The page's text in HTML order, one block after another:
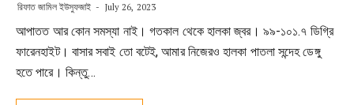
রিফাত জামিল ইউসুফজাই July 26, 2023
আপাতত আর কোন সমস্যা নাই। গতকাল থেকে হালকা জ্বর। ৯৯-১০১.৭ ডিগ্রি
ফারেনহাইট। বাসার সবাই তো বটেই, আমার নিজেরও হালকা পাতলা সন্দেহ ডেঙ্গু
হতে পারে। কিন্তু…